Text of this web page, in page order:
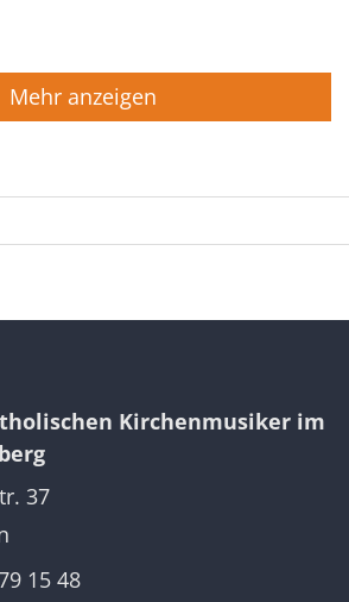
Mehr anzeigen
Kirchenmusiker im
37
15 48